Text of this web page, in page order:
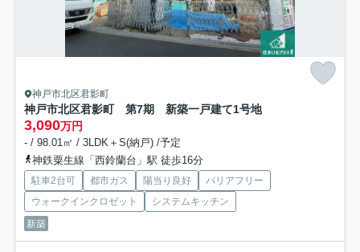
神戸市北区君影町
神戸市北区君影町 第7期 新築一戸建て1号地
3,090万円
- / 98.01㎡ / 3LDK＋S(納戸) /予定
神鉄粟生線「西鈴蘭台」駅 徒歩16分
駐車2台可 都市ガス 陽当り良好
バリアフリー
ウォークインクロゼット
システムキッチン
新築